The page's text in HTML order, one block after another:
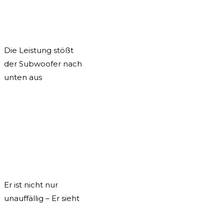
Die Leistung stößt
der Subwoofer nach
unten aus
Er ist nicht nur
unauffällig – Er sieht